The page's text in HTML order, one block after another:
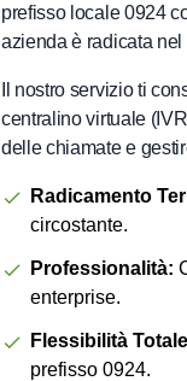
prefisso locale 0924
azienda è radicata
Il nostro servizio ti
centralino virtuale
delle chiamate e
Radicamento
circostante.
Professionalità:
enterprise.
Flessibilità
prefisso 0924.